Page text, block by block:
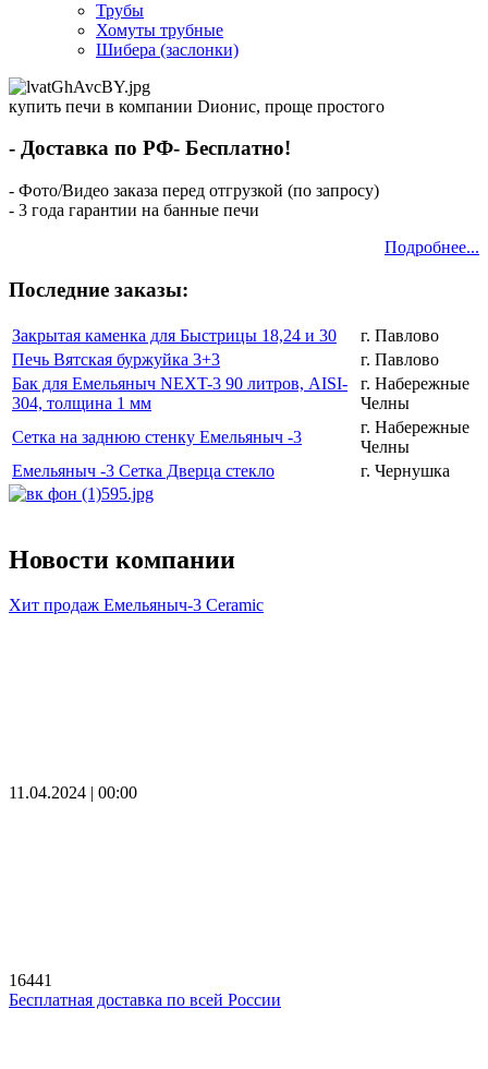
Трубы
Хомуты трубные
Шибера (заслонки)
купить печи в компании Dионис, проще простого
- Доставка по РФ- Бесплатно!
- Фото/Видео заказа перед отгрузкой (по запросу)
- 3 года гарантии на банные печи
Подробнее...
Последние заказы:
Закрытая каменка для Быстрицы 18,24 и 30
г. Павлово
Печь Вятская буржуйка 3+3
г. Павлово
Бак для Емельяныч NEXT-3 90 литров, AISI-
304, толщина 1 мм
г. Набережные
Челны
Сетка на заднюю стенку Емельяныч -3
г. Набережные
Челны
Емельяныч -3 Сетка Дверца стекло
г. Чернушка
Новости компании
Хит продаж Емельяныч-3 Ceramic
11.04.2024 | 00:00
16441
Бесплатная доставка по всей России